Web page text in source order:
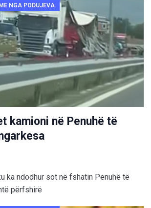
NGA PODUJEVA
kamioni në Penuhë të
ka ndodhur sot në fshatin Penuhë të
përfshirë